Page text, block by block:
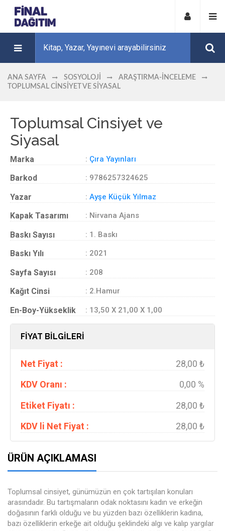
ANA SAYFA SOSYOLOJI
ARAŞTIRMA-İNCELEME
TOPLUMSAL CINSIYET VE SIYASAL
Toplumsal Cinsiyet ve
Siyasal
Marka : Çıra Yayınları
Barkod : 9786257324625
Yazar : Ayşe Küçük Yılmaz
Kapak Tasarımı : Nirvana Ajans
Baskı Sayısı : 1. Baskı
Baskı Yılı : 2021
Sayfa Sayısı : 208
Kağıt Cinsi : 2.Hamur
En-Boy-Yükseklik : 13,50 X 21,00 X 1,00
FİYAT BİLGİLERİ
Net Fiyat :
28,00 ₺
KDV Oranı :
0,00 %
Etiket Fiyatı :
28,00 ₺
KDV li Net Fiyat :
28,00 ₺
ÜRÜN AÇIKLAMASI
Toplumsal cinsiyet, günümüzün en çok tartışılan konuları
arasındadır. Bu tartışmaların odak noktasını kadın ve erkeğin
doğasının farklı olduğu ve bu yüzden bazı özelliklerin kadına,
bazı özelliklerin erkeğe ait olduğu şeklindeki algı ve kalıp yargılar